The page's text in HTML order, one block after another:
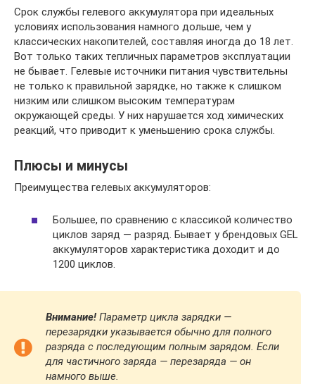
Срок службы гелевого аккумулятора при идеальных
условиях использования намного дольше, чем у
классических накопителей, составляя иногда до 18 лет.
Вот только таких тепличных параметров эксплуатации
не бывает. Гелевые источники питания чувствительны
не только к правильной зарядке, но также к слишком
низким или слишком высоким температурам
окружающей среды. У них нарушается ход химических
реакций, что приводит к уменьшению срока службы.
Плюсы и минусы
Преимущества гелевых аккумуляторов:
Большее, по сравнению с классикой количество
циклов заряд — разряд. Бывает у брендовых GEL
аккумуляторов характеристика доходит и до
1200 циклов.
Внимание! Параметр цикла зарядки —
перезарядки указывается обычно для полного
разряда с последующим полным зарядом. Если
для частичного заряда — перезаряда — он
намного выше.